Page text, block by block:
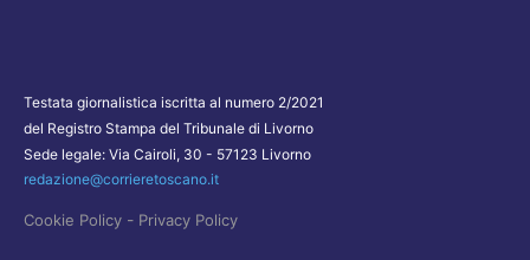
Testata giornalistica iscritta al numero 2/2021
del Registro Stampa del Tribunale di Livorno
Sede legale: Via Cairoli, 30 - 57123 Livorno
redazione@corrieretoscano.it
Cookie Policy - Privacy Policy